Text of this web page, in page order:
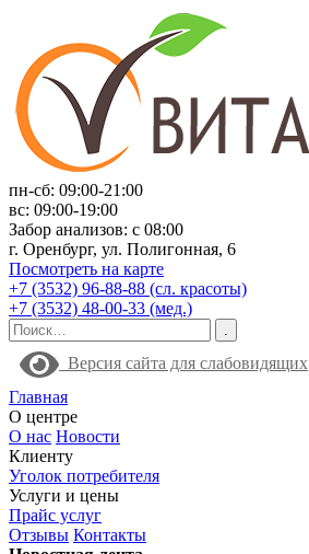
пн-сб: 09:00-21:00
вс: 09:00-19:00
Забор анализов: с 08:00
г. Оренбург, ул. Полигонная, 6
Посмотреть на карте
+7 (3532) 96-88-88 (сл. красоты)
+7 (3532) 48-00-33 (мед.)
Версия сайта для слабовидящих
Главная
О центре
О нас Новости
Клиенту
Уголок потребителя
Услуги и цены
Прайс услуг
Отзывы Контакты